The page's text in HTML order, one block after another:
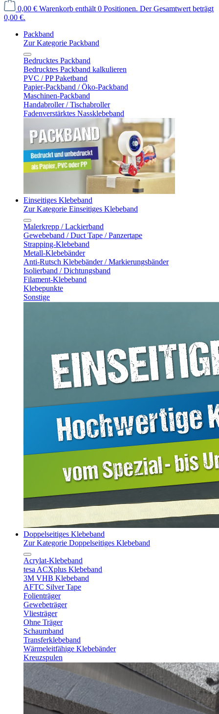
0,00 € Warenkorb enthält 0 Positionen. Der Gesamtwert beträgt
0,00 €.
Packband
Zur Kategorie Packband
Bedrucktes Packband
Bedrucktes Packband kalkulieren
PVC / PP Paketband
Papier-Packband / Öko-Packband
Maschinen-Packband
Handabroller / Tischabroller
Fadenverstärktes Nassklebeband
Einseitiges Klebeband
Zur Kategorie Einseitiges Klebeband
Malerkrepp / Lackierband
Gewebeband / Duct Tape / Panzertape
Strapping-Klebeband
Metall-Klebebänder
Anti-Rutsch Klebebänder / Markierungsbänder
Isolierband / Dichtungsband
Filament-Klebeband
Klebepunkte
Sonstige
Doppelseitiges Klebeband
Zur Kategorie Doppelseitiges Klebeband
Acrylat-Klebeband
tesa ACXplus Klebeband
3M VHB Klebeband
AFTC Silver Tape
Folienträger
Gewebeträger
Vliesträger
Ohne Träger
Schaumband
Transferklebeband
Wärmeleitfähige Klebebänder
Kreuzspulen